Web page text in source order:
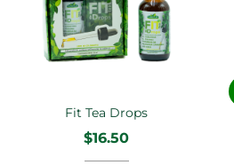
Fit Tea Drops
$16.50